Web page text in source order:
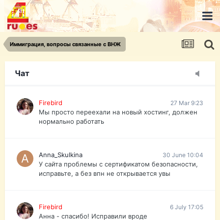
Иммиграция, вопросы связанные с ВНЖ
Чат
urist.dokument@gmail.com
https://pasport-ua.com/
Телеграмм @uristpassua
Firebird
Друзья - из России без VPN сайт и форум
Firebird 27 Mar 9:23
Мы просто переехали на новый хостинг, должен
нормально работать
Anna_Skulkina 30 June 10:04
У сайта проблемы с сертификатом безопасности,
исправьте, а без впн не открывается увы
Firebird 6 July 17:05
Анна - спасибо! Исправили вроде